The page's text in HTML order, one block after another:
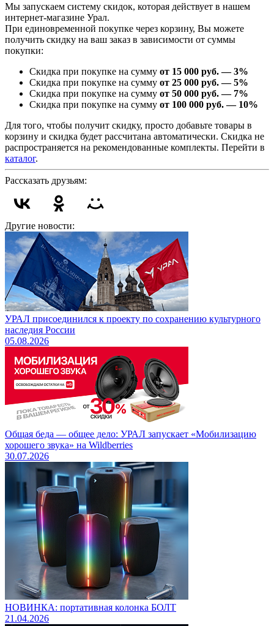
Мы запускаем систему скидок, которая действует в нашем
интернет-магазине Урал.
При единовременной покупке через корзину, Вы можете
получить скидку на ваш заказ в зависимости от суммы
покупки:
Скидка при покупке на сумму от 15 000 руб. — 3%
Скидка при покупке на сумму от 25 000 руб. — 5%
Скидка при покупке на сумму от 50 000 руб. — 7%
Скидка при покупке на сумму от 100 000 руб. — 10%
Для того, чтобы получит скидку, просто добавьте товары в
корзину и скидка будет рассчитана автоматически. Скидка не
распространяется на рекомендованные комплекты. Перейти в
каталог.
Рассказать друзьям:
Другие новости:
УРАЛ присоединился к проекту по сохранению культурного
наследия России
05.08.2026
Общая беда — общее дело: УРАЛ запускает «Мобилизацию
хорошего звука» на Wildberries
30.07.2026
НОВИНКА: портативная колонка БОЛТ
21.04.2026